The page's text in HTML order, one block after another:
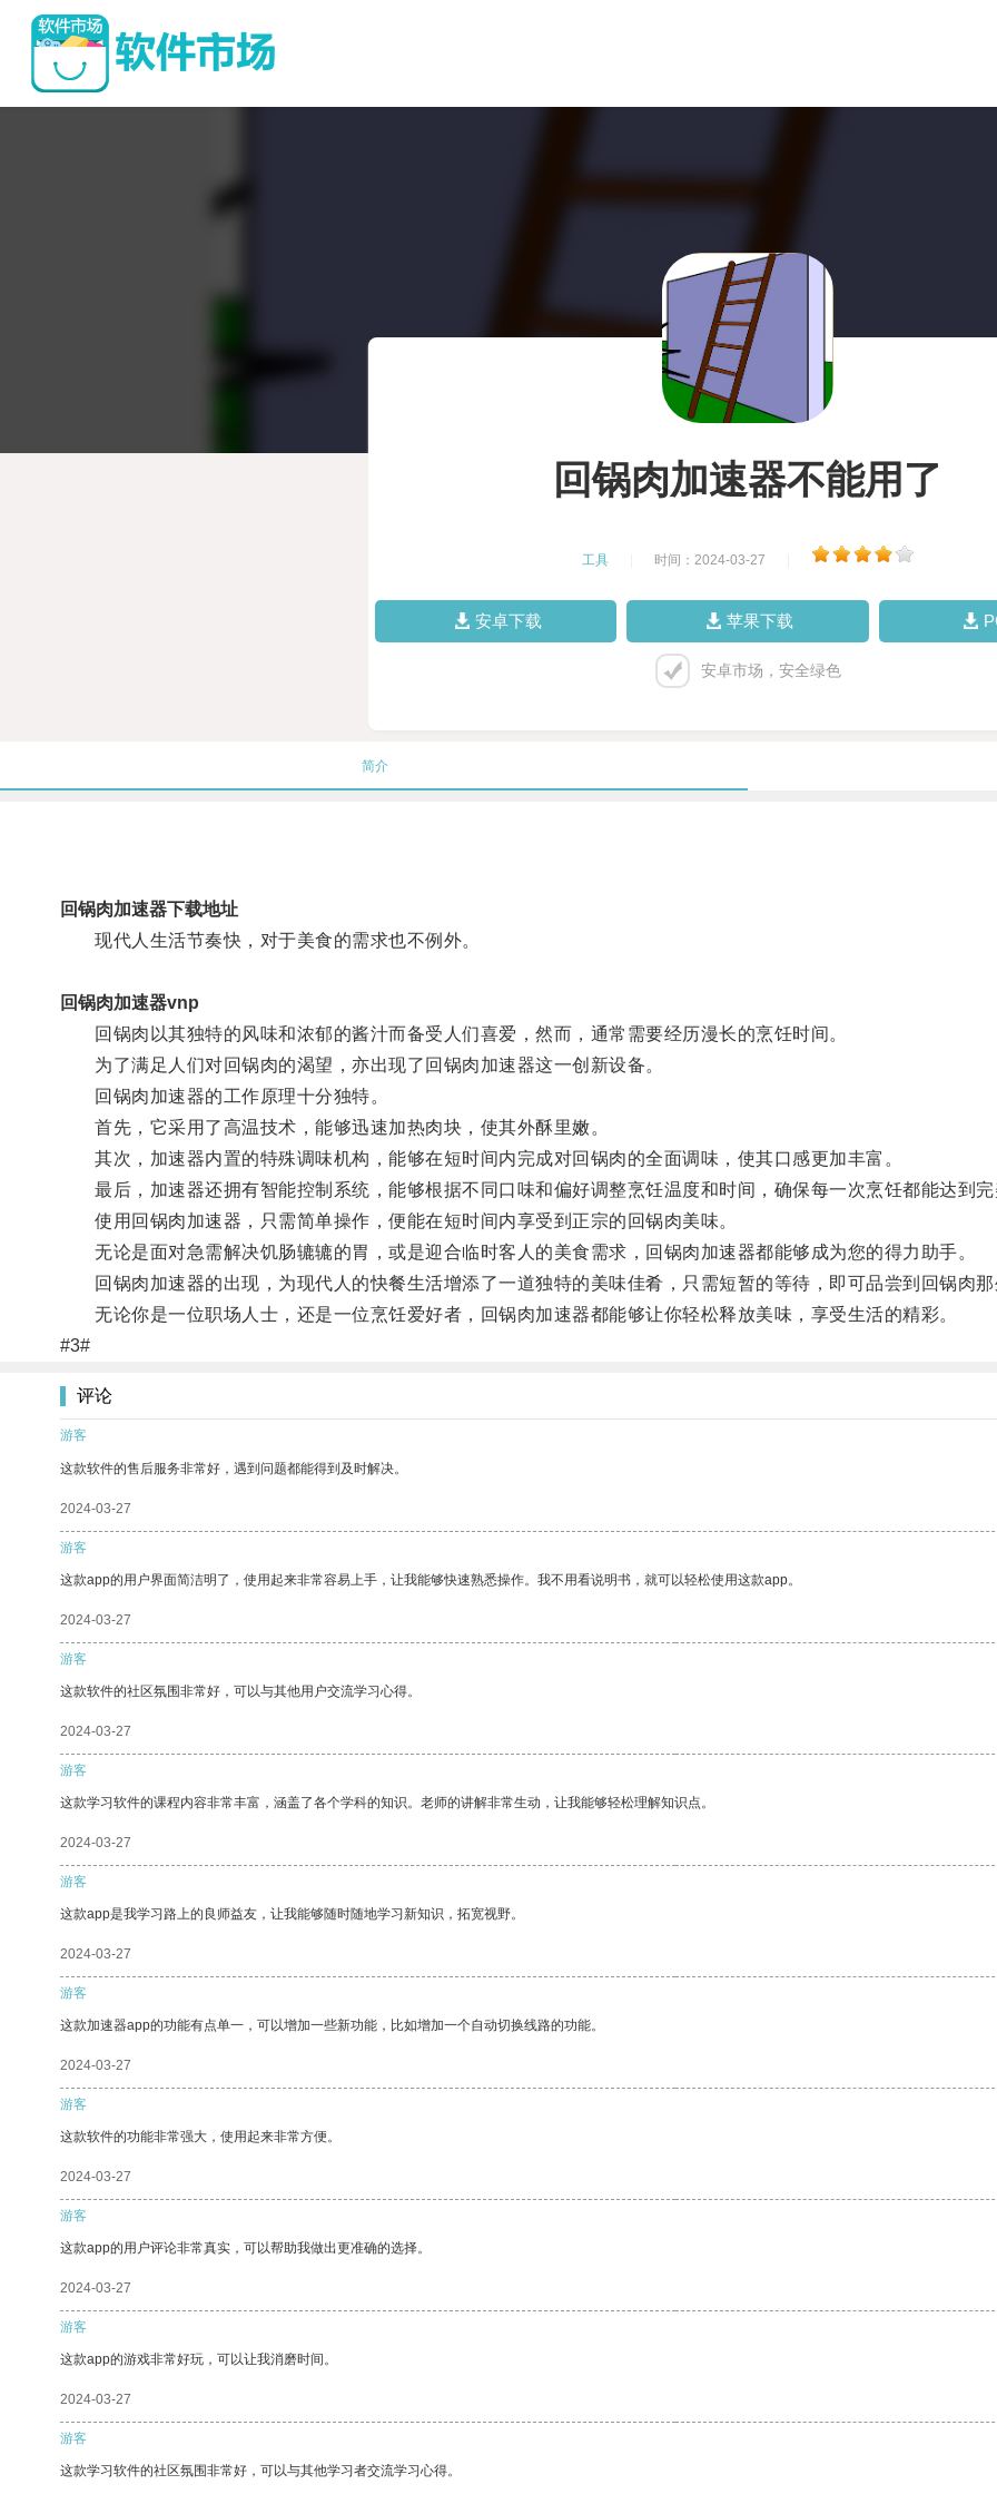
回锅肉加速器不能用了
工具 时间：2024-03-27
安卓下载 苹果下载
安卓市场，安全绿色
简介
回锅肉加速器下载地址
现代人生活节奏快，对于美食的需求也不例外。
回锅肉加速器vnp
回锅肉以其独特的风味和浓郁的酱汁而备受人们喜爱，然而，通常需要经历漫长的烹饪时间。
为了满足人们对回锅肉的渴望，亦出现了回锅肉加速器这一创新设备。
回锅肉加速器的工作原理十分独特。
首先，它采用了高温技术，能够迅速加热肉块，使其外酥里嫩。
其次，加速器内置的特殊调味机构，能够在短时间内完成对回锅肉的全面调味，使其口感更加丰富。
最后，加速器还拥有智能控制系统，能够根据不同口味和偏好调整烹饪温度和时间，确保每一次烹饪都能达到完
使用回锅肉加速器，只需简单操作，便能在短时间内享受到正宗的回锅肉美味。
无论是面对急需解决饥肠辘辘的胃，或是迎合临时客人的美食需求，回锅肉加速器都能够成为您的得力助手。
回锅肉加速器的出现，为现代人的快餐生活增添了一道独特的美味佳肴，只需短暂的等待，即可品尝到回锅肉那
无论你是一位职场人士，还是一位烹饪爱好者，回锅肉加速器都能够让你轻松释放美味，享受生活的精彩。
#3#
评论
游客
这款软件的售后服务非常好，遇到问题都能得到及时解决。
2024-03-27
游客
这款app的用户界面简洁明了，使用起来非常容易上手，让我能够快速熟悉操作。我不用看说明书，就可以轻松使用这款app。
2024-03-27
游客
这款软件的社区氛围非常好，可以与其他用户交流学习心得。
2024-03-27
游客
这款学习软件的课程内容非常丰富，涵盖了各个学科的知识。老师的讲解非常生动，让我能够轻松理解知识点。
2024-03-27
游客
这款app是我学习路上的良师益友，让我能够随时随地学习新知识，拓宽视野。
2024-03-27
游客
这款加速器app的功能有点单一，可以增加一些新功能，比如增加一个自动切换线路的功能。
2024-03-27
游客
这款软件的功能非常强大，使用起来非常方便。
2024-03-27
游客
这款app的用户评论非常真实，可以帮助我做出更准确的选择。
2024-03-27
游客
这款app的游戏非常好玩，可以让我消磨时间。
2024-03-27
游客
这款学习软件的社区氛围非常好，可以与其他学习者交流学习心得。